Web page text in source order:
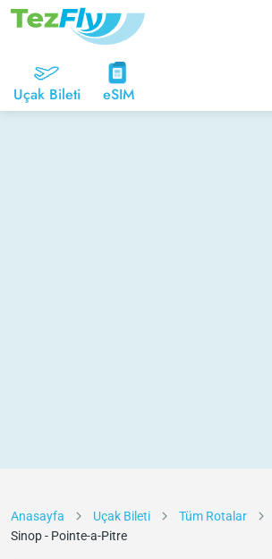
Uçak Bileti eSIM
Anasayfa Uçak Bileti
Tüm Rotalar
Sinop - Pointe-a-Pitre